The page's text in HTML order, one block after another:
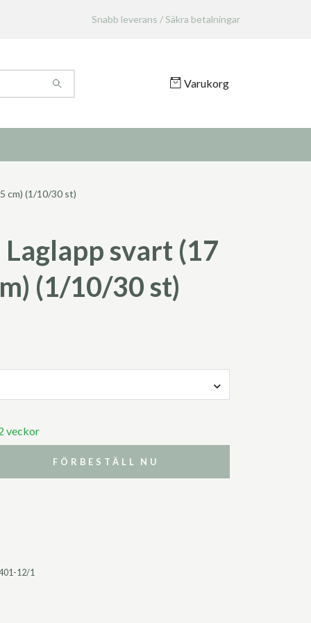
Snabb leverans / Säkra betalningar
Varukorg
cm) (1/10/30 st)
svart (17
(1/10/30 st)
veckor
FÖRBESTÄLL NU
12/1